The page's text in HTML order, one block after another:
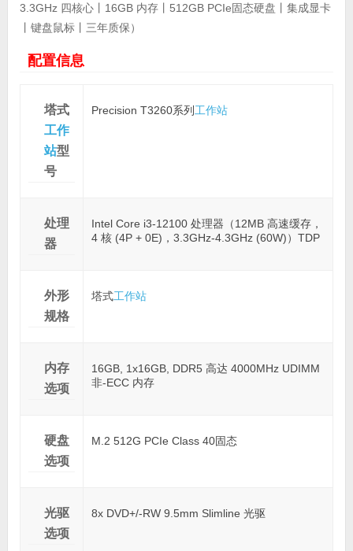
3.3GHz 四核心丨16GB 内存丨512GB PCIe固态硬盘丨集成显卡
丨键盘鼠标丨三年质保）
配置信息
塔式
工作
站型
号
Precision T3260系列 工作站
处理
器
Intel Core i3-12100 处理器（12MB 高速缓存，
4 核 (4P + 0E)，3.3GHz-4.3GHz (60W)）TDP
外形
规格
塔式工作站
内存
选项
16GB, 1x16GB, DDR5 高达 4000MHz UDIMM
非-ECC 内存
硬盘
选项
M.2 512G PCIe Class 40固态
光驱
选项
8x DVD+/-RW 9.5mm Slimline 光驱